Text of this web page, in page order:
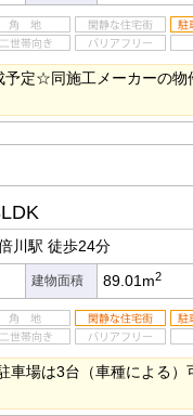
予定☆同施工メーカーの物
川駅 徒歩24分
建物面積 89.01m2
車場は3台（車種による）